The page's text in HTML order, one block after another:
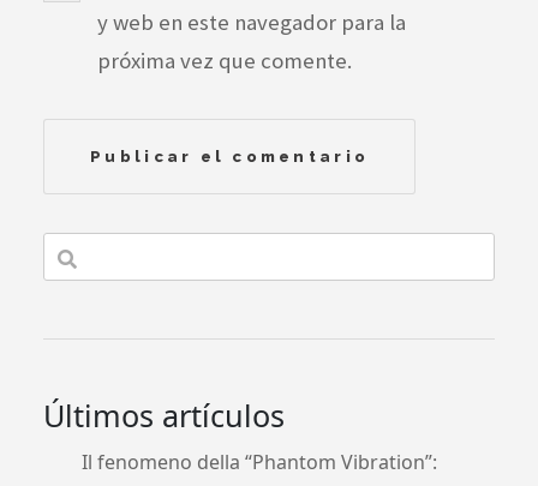
y web en este navegador para la
próxima vez que comente.
Últimos artículos
Il fenomeno della “Phantom Vibration”: